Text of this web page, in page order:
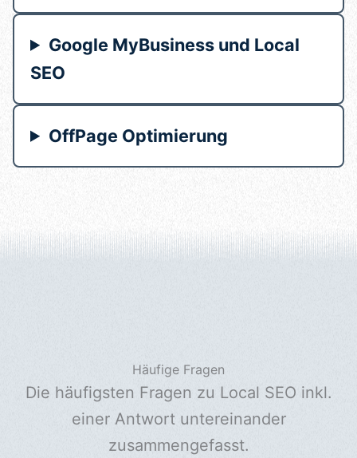
Google MyBusiness und Local
SEO
OffPage Optimierung
Häufige Fragen
Die häufigsten Fragen zu Local SEO inkl.
einer Antwort untereinander
zusammengefasst.